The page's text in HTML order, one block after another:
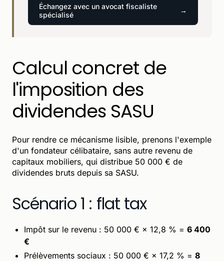
Échangez avec un avocat fiscaliste
spécialisé
Calcul concret de
l'imposition des
dividendes SASU
Pour rendre ce mécanisme lisible, prenons l'exemple
d'un fondateur célibataire, sans autre revenu de
capitaux mobiliers, qui distribue 50 000 € de
dividendes bruts depuis sa SASU.
Scénario 1 : flat tax
Impôt sur le revenu : 50 000 € × 12,8 % = 6 400
€
Prélèvements sociaux : 50 000 € × 17,2 % = 8